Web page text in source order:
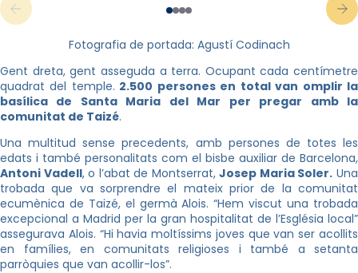
Fotografia de portada: Agustí Codinach
Gent dreta, gent asseguda a terra. Ocupant cada centímetre
quadrat del temple. 2.500 persones en total van omplir la
basílica de Santa Maria del Mar per pregar amb la
comunitat de Taizé.
Una multitud sense precedents, amb persones de totes les
edats i també personalitats com el bisbe auxiliar de Barcelona,
Antoni Vadell, o l’abat de Montserrat,Josep Maria Soler. Una
trobada que va sorprendre el mateix prior de la comunitat
ecumènica de Taizé, el germà Alois. “Hem viscut una trobada
excepcional a Madrid per la gran hospitalitat de l’Església local”
assegurava Alois. “Hi havia moltíssims joves que van ser acollits
en famílies, en comunitats religioses i també a setanta
parròquies que van acollir-los”.